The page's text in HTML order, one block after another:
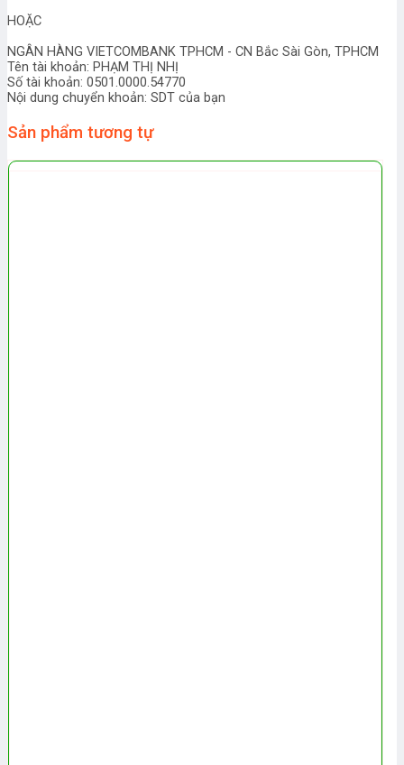
HOẶC
NGÂN HÀNG VIETCOMBANK TPHCM - CN Bắc Sài Gòn, TPHCM
Tên tài khoản: PHẠM THỊ NHỊ
Số tài khoản: 0501.0000.54770
Nội dung chuyển khoản: SDT của bạn
Sản phẩm tương tự